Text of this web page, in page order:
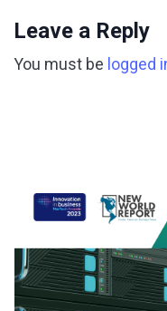
Leave a Reply
You must be logged